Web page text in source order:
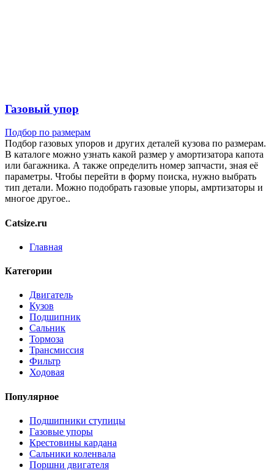
Газовый упор
Подбор по размерам
Подбор газовых упоров и других деталей кузова по размерам.
В каталоге можно узнать какой размер у амортизатора капота
или багажника. А также определить номер запчасти, зная её
параметры. Чтобы перейти в форму поиска, нужно выбрать
тип детали. Можно подобрать газовые упоры, амртизаторы и
многое другое..
Catsize.ru
Главная
Категории
Двигатель
Кузов
Подшипник
Сальник
Тормоза
Трансмиссия
Фильтр
Ходовая
Популярное
Подшипники ступицы
Газовые упоры
Крестовины кардана
Сальники коленвала
Поршни двигателя